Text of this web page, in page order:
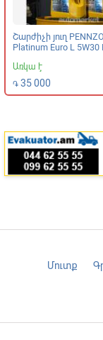
Շարժիչի յուղ
Platinum Euro L 5W30
Առկա է
֏ 35 000
Մուտք